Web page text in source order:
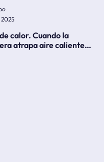
calor. Cuando la
atrapa aire caliente